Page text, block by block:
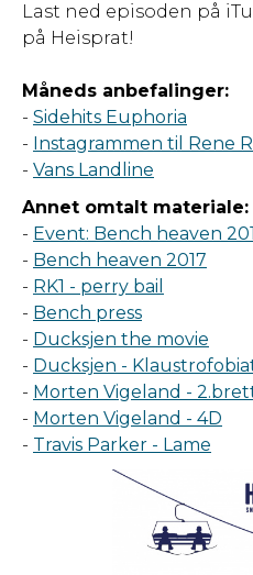
Last ned episoden på
på Heisprat!
Måneds anbefalinger:
- Sidehits Euphoria
- Instagrammen til Rene
- Vans Landline
Annet omtalt materiale:
- Event: Bench heaven
- Bench heaven 2017
- RK1 - perry bail
- Bench press
- Ducksjen the movie
- Ducksjen -
- Morten Vigeland -
- Morten Vigeland - 4D
- Travis Parker - Lame